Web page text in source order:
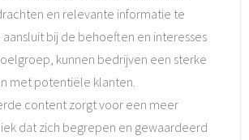
en relevante informatie te
bij de behoeften en interesses
kunnen bedrijven een sterke
met potentiële klanten.
content zorgt voor een meer
dat zich begrepen en gewaardeerd